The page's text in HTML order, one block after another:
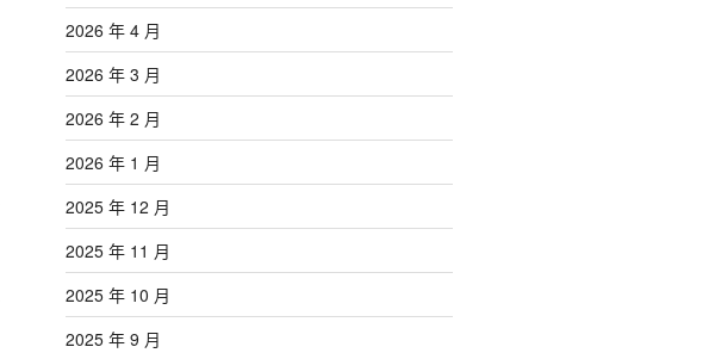
2026 年 4 月
2026 年 3 月
2026 年 2 月
2026 年 1 月
2025 年 12 月
2025 年 11 月
2025 年 10 月
2025 年 9 月